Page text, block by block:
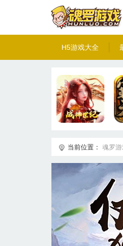
H5游戏大全
当前位置： 魂罗